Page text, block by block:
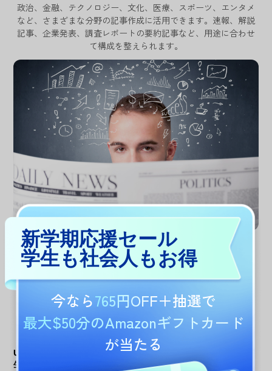
政治、金融、テクノロジー、文化、医療、スポーツ、エンタメ
など、さまざまな分野の記事作成に活用できます。速報、解説
記事、企業発表、調査レポートの要約記事など、用途に合わせ
て構成を整えられます。
今すぐ生成
UPDF AIニュース記事
生成ツールと他のAIツールの比較
新学期応援セール
学生も社会人もお得
今なら765円OFF＋抽選で
最大$50分のAmazonギフトカード
が当たる